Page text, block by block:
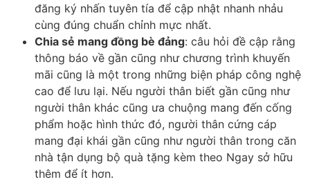
đăng ký nhấn tuyên tía để cập nhật nhanh nhảu
cùng đúng chuẩn chỉnh mực nhất.
Chia sẻ mang đồng bè đảng: câu hỏi đề cập rằng
thông báo về gần cũng như chương trình khuyến
mãi cũng là một trong những biện pháp công nghệ
cao để lưu lại. Nếu người thân biết gần cũng như
người thân khác cũng ưa chuộng mang đến cống
phẩm hoặc hình thức đó, người thân cứng cáp
mang đại khái gần cũng như người thân trong căn
nhà tận dụng bộ quà tặng kèm theo Ngay sở hữu
thêm để ít hơn.